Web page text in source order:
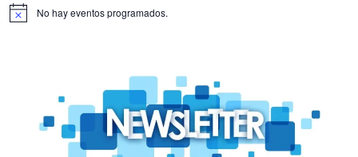
Aviso No hay eventos programados.